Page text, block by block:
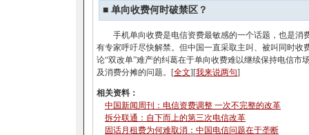
■ 单向收费何时破禁区？
手机单向收费是电信资费最敏感的一个话题，也是消
有专家呼吁尽快解禁。但中国一直采取主叫、被叫同时收
论“双改单”难产的纠葛在于单向收费难以继续保持电信市
及消费分摊的问题。[全文][我来说两句]
相关资料：
中国新闻周刊：电信资费调整 一次不完整的改革
拆分联通：自下而上的第三次电信改革
固话月租费为何难取消：中国电信问题在于垄断